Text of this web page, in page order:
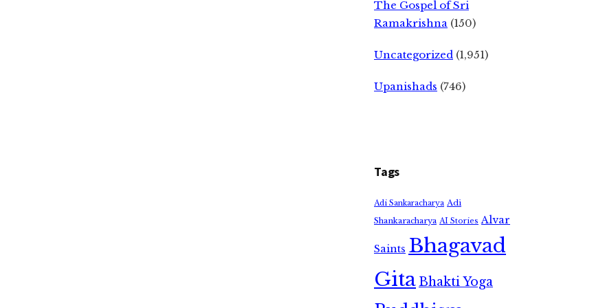
The Gospel of Sri
Ramakrishna (150)
Uncategorized (1,951)
Upanishads (746)
Tags
Adi Sankaracharya Adi
Shankaracharya AI Stories Alvar
Saints Bhagavad
GitaBhakti Yoga